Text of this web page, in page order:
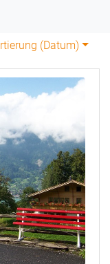
(Datum)